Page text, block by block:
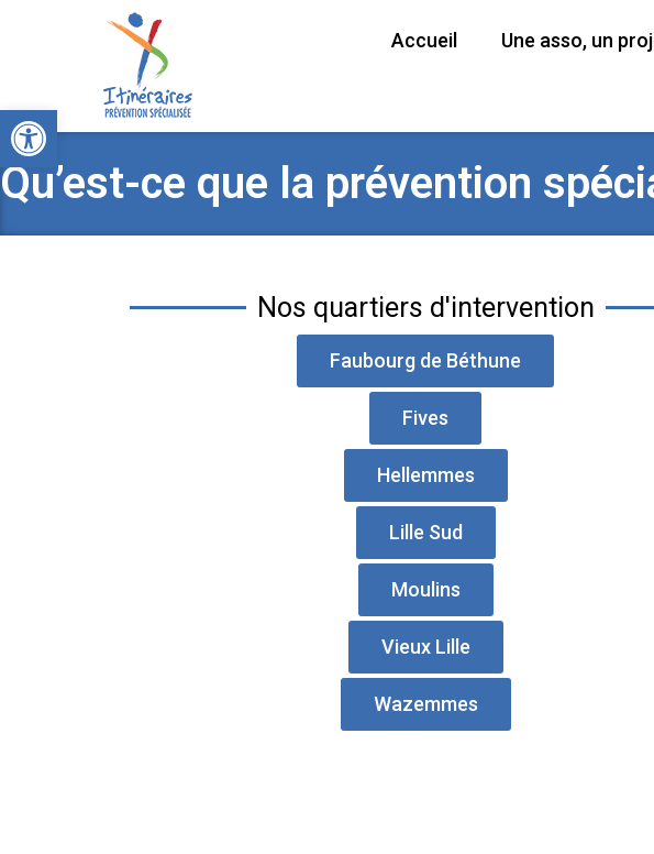
Ouvrir la barre d’outils
Accueil Une asso, un
Qu’est-ce que la prévention
Nos quartiers d'intervention
Faubourg de Béthune
Fives
Hellemmes
Lille Sud
Moulins
Vieux Lille
Wazemmes